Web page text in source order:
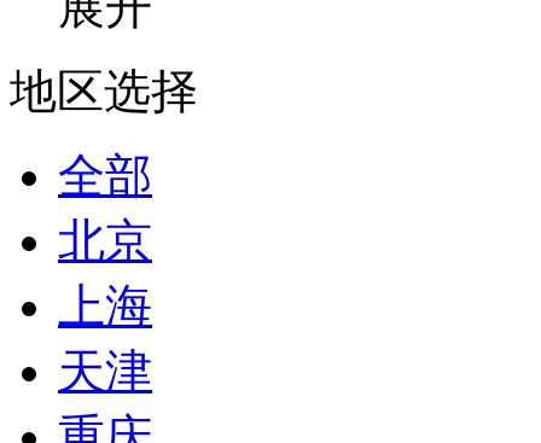
地区选择
全部
北京
上海
天津